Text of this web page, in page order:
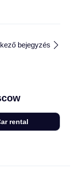
bejegyzés
rental